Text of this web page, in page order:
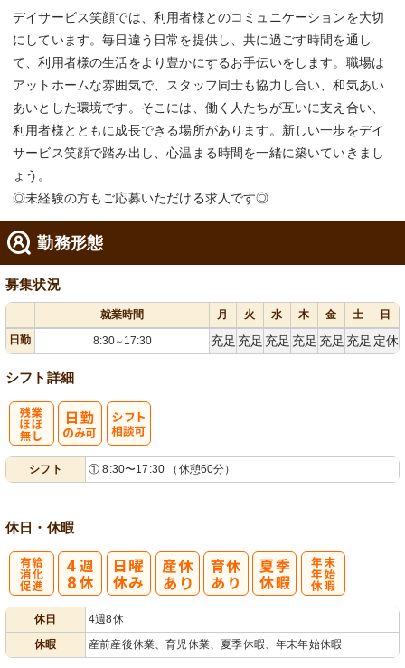
デイサービス笑顔では、利用者様とのコミュニケーションを大切
にしています。毎日違う日常を提供し、共に過ごす時間を通し
て、利用者様の生活をより豊かにするお手伝いをします。職場は
アットホームな雰囲気で、スタッフ同士も協力し合い、和気あい
あいとした環境です。そこには、働く人たちが互いに支え合い、
利用者様とともに成長できる場所があります。新しい一歩をデイ
サービス笑顔で踏み出し、心温まる時間を一緒に築いていきまし
ょう。
◎未経験の方もご応募いただける求人です◎
勤務形態
募集状況
就業時間 月 火 水 木 金 土
日
日勤
8:30～ 17:30 充足 充足 充足 充足 充足 充足 定休
シフト詳細
シフト ① 8:30〜17:30 （休憩60分）
休日・休暇
休日
4週8休
休暇
産前産後休業、育児休業、夏季休暇、年末年始休暇